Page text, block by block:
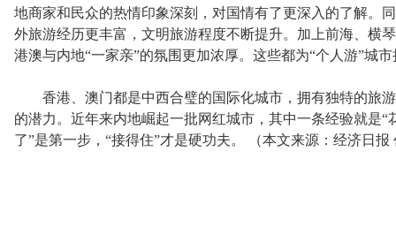
地商家和民众的热情印象深刻，对国情有了更深入的了解。
外旅游经历更丰富，文明旅游程度不断提升。加上前海、横
港澳与内地“一家亲”的氛围更加浓厚。这些都为“个人游”城
香港、澳门都是中西合璧的国际化城市，拥有独特的旅
的潜力。近年来内地崛起一批网红城市，其中一条经验就是
了”是第一步，“接得住”才是硬功夫。 （本文来源：经济日报